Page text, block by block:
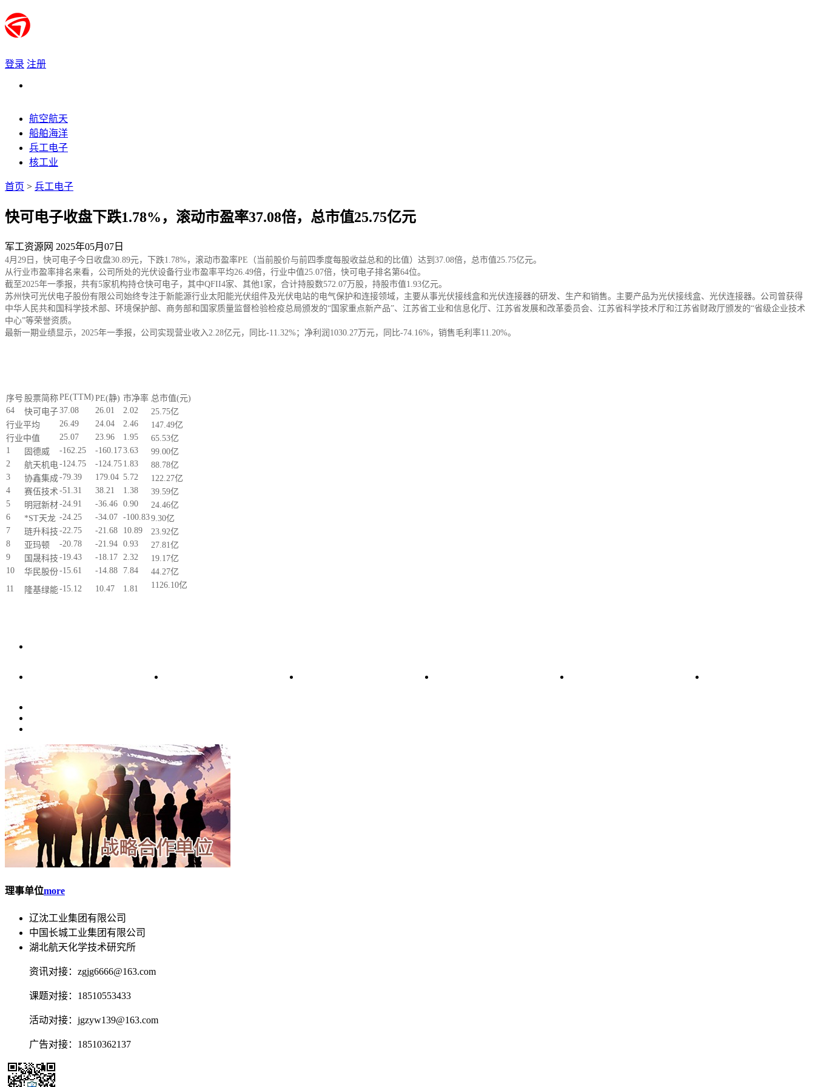
登录 注册
航空航天
船舶海洋
兵工电子
核工业
首页 > 兵工电子
快可电子收盘下跌1.78%，滚动市盈率37.08倍，总市值25.75亿元
军工资源网 2025年05月07日
4月29日，快可电子今日收盘30.89元，下跌1.78%，滚动市盈率PE（当前股价与前四季度每股收益总和的比值）达到37.08倍，总市值25.75亿元。
从行业市盈率排名来看，公司所处的光伏设备行业市盈率平均26.49倍，行业中值25.07倍，快可电子排名第64位。
截至2025年一季报，共有5家机构持仓快可电子，其中QFII4家、其他1家，合计持股数572.07万股，持股市值1.93亿元。
苏州快可光伏电子股份有限公司始终专注于新能源行业太阳能光伏组件及光伏电站的电气保护和连接领域，主要从事光伏接线盒和光伏连接器的研发、生产和销售。主要产品为光伏接线盒、光伏连接器。公司曾获得
中华人民共和国科学技术部、环境保护部、商务部和国家质量监督检验检疫总局颁发的“国家重点新产品”、江苏省工业和信息化厅、江苏省发展和改革委员会、江苏省科学技术厅和江苏省财政厅颁发的“省级企业技术
中心”等荣誉资质。
最新一期业绩显示，2025年一季报，公司实现营业收入2.28亿元，同比-11.32%；净利润1030.27万元，同比-74.16%，销售毛利率11.20%。
序号 股票简称PE(TTM) PE(静) 市净率 总市值(元)
64
快可电子37.08 26.01 2.02
25.75亿
行业平均
26.49 24.04 2.46
147.49亿
行业中值
25.07 23.96 1.95
65.53亿
1
固德威 -162.25 -160.173.63
99.00亿
2
航天机电 -124.75 -124.75 1.83
88.78亿
3
协鑫集成-79.39 179.04 5.72
122.27亿
4
赛伍技术 -51.31 38.21 1.38
39.59亿
5
明冠新材-24.91 -36.46 0.90
24.46亿
6
*ST天龙 -24.25 -34.07 -100.839.30亿
7
琏升科技 -22.75 -21.68 10.89
23.92亿
8
亚玛顿 -20.78 -21.94 0.93
27.81亿
9
国晟科技 -19.43 -18.17 2.32
19.17亿
10
华民股份-15.61 -14.88 7.84
44.27亿
11
隆基绿能-15.12 10.47 1.81 1126.10亿
理事单位more
辽沈工业集团有限公司
中国长城工业集团有限公司
湖北航天化学技术研究所
资讯对接：zgjg6666@163.com
课题对接：18510553433
活动对接：jgzyw139@163.com
广告对接：18510362137